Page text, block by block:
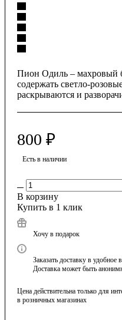
Пион Одиль – махровый
содержать светло-
раскрываются и
Ставя цветы пиона в
или удобрение. Также
чтобы они не касались
пиона подальше от
800 ₽
Есть в наличии
В корзину
Купить в 1 клик
Хочу в подарок
Заказать доставку в удобное
Доставка может быть
Цена действительна только для
в розничных магазинах